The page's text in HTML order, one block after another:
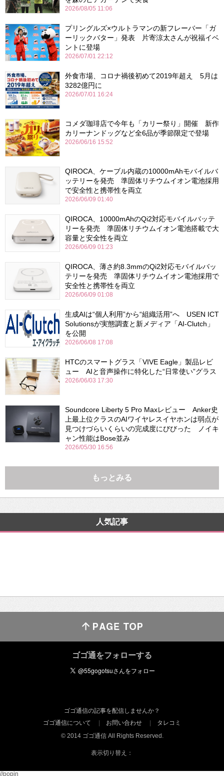
2026/08/05 11:06
プリングルズ×ウルトラマンの新フレーバー「ガ
ーリックバター」発表 片寄涼太さんが祝福イベ
ントに登場
2026/07/01 22:12
外食市場、コロナ禍後初めて2019年超え 5月は
3282億円に
2026/07/01 16:24
コメダ珈琲店で今年も「カリー祭り」開催 新作
カリーナンドッグなど全6品が季節限定で登場
2026/06/16 15:52
QIROCA、ケーブル内蔵の10000mAhモバイルバ
ッテリーを発売 準固体リチウムイオン電池採用
で安全性と携帯性を両立
2026/06/09 01:40
QIROCA、10000mAhのQi2対応モバイルバッテ
リーを発売 準固体リチウムイオン電池搭載で大
容量と安全性を両立
2026/06/09 01:23
QIROCA、薄さ約8.3mmのQi2対応モバイルバッ
テリーを発売 準固体リチウムイオン電池採用で
安全性と携帯性を両立
2026/06/09 01:08
生成AIは“個人利用”から“組織活用”へ USEN ICT
Solutionsが実態調査と新メディア「AI-Clutch」
を公開
2026/06/08 17:08
HTCのスマートグラス「VIVE Eagle」製品レビ
ュー AIと音声操作に特化した“日常使い”グラス
2026/06/03 17:30
Soundcore Liberty 5 Pro Maxレビュー Anker史
上最上位クラスのAIワイヤレスイヤホンは弱点が
見つけづらいくらいの完成度にびびった ノイキ
ャン性能はBose並み
2026/05/30 16:56
もっとみる
人気記事
ゴゴ通をフォローする
ゴゴ通信の記事を配信しませんか？
ゴゴ通信について
お問い合わせ
タレコミ
© 2014 ゴゴ通信 All Rights Reserved.
表示切り替え：
//popin